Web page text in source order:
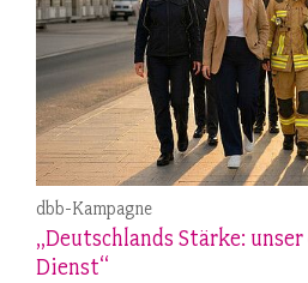
dbb-Kampagne
„Deutschlands Stärke:
Dienst“